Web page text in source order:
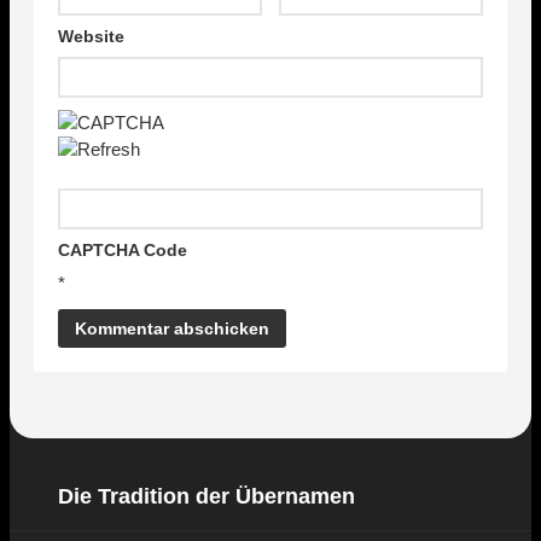
Website
CAPTCHA Code
*
Die Tradition der Übernamen